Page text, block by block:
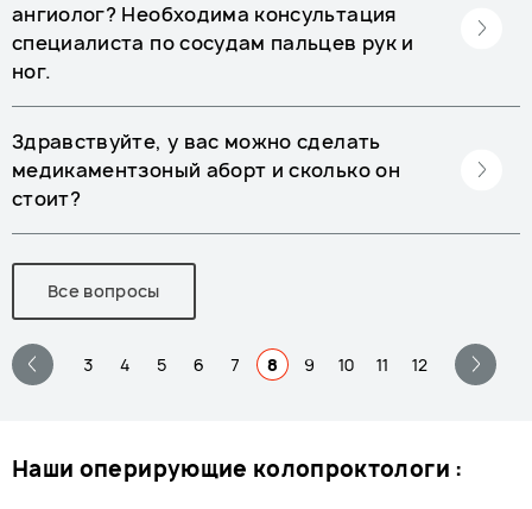
ангиолог? Необходима консультация
специалиста по сосудам пальцев рук и
ног.
Здравствуйте, у вас можно сделать
медикаментзоный аборт и сколько он
стоит?
Все вопросы
3 4 5 6 7 8 9 10 11 12
наши оперирующие колопроктологи :